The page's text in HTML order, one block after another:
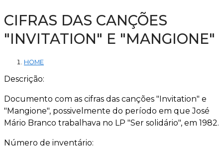
CIFRAS DAS CANÇÕES
"INVITATION" E "MANGIONE"
HOME
Descrição:
Documento com as cifras das canções "Invitation" e
"Mangione", possivelmente do período em que José
Mário Branco trabalhava no LP "Ser solidário", em 1982.
Número de inventário: